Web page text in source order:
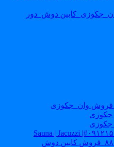
دوش_دور